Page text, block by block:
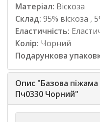
Матеріал: Віскоза
Склад: 95% віскоза ,
Еластичність:
Колір: Чорний
Подарункова
Опис "Базова
Пч0330 Чорний"